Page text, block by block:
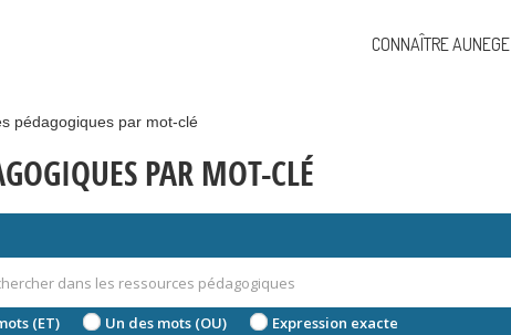
CONNAÎTRE AUNEGE
pédagogiques par mot-clé
PAR MOT-CLÉ
(ET) Un des mots (OU) Expression exacte